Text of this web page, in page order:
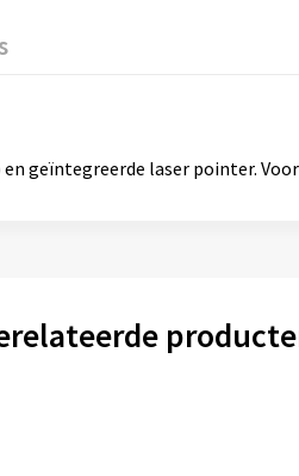
geïntegreerde laser pointer.